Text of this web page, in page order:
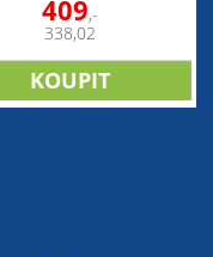
409,-
338,02